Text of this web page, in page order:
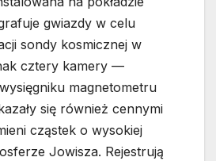
gwiazdy w celu
sondy kosmicznej w
cztery kamery —
magnetometru
się również cennymi
cząstek o wysokiej
Jowisza. Rejestrują